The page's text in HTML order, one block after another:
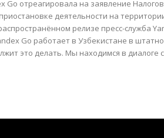
Go отреагировала на заявление
деятельности на
релизе пресс-служба
это делать. Мы находимся в диалоге с